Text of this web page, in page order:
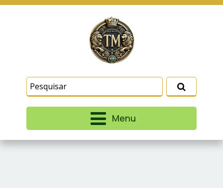
Menu
similares para lembrar e entender como você usa
nosso site, analisar seu uso de nossos produtos
e serviços, ajudar com nossos esforços de
marketing e fornecer conteúdo de terceiros. Leia
Termos e CondiçõesePolítica de